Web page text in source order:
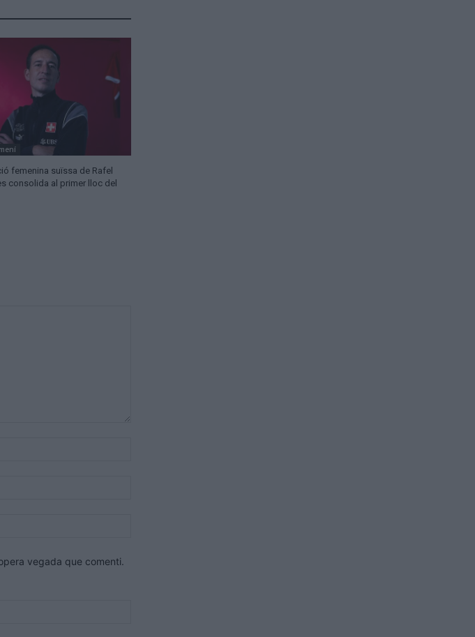
femenina suïssa de Rafel
consolida al primer lloc del
vegada que comenti.